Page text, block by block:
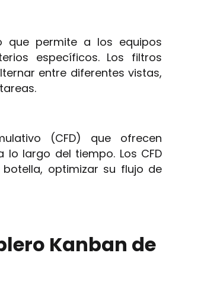
que permite a los equipos
específicos. Los filtros
entre diferentes vistas,
(CFD) que ofrecen
largo del tiempo. Los CFD
optimizar su flujo de
Kanban de